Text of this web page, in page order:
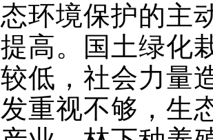
态环境保护的主
提高。国土绿化
较低，社会力量
发重视不够，生